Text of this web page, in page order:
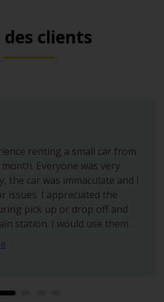
des clients
renting a small car from
Everyone was very
the car was immaculate and I
issues. I appreciated the
pick up or drop off and
station. I would use them